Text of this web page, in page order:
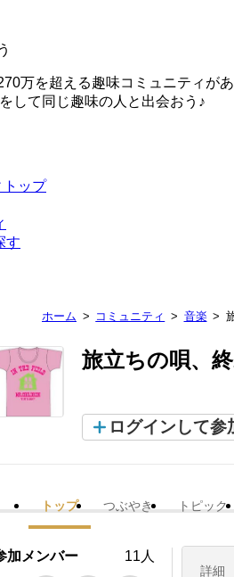
万を超える趣味コミュニティが
して同じ趣味の人と出会おう♪
トップ
す
ホーム コミュニティ 音楽
旅立ちの唄、
ログインして参
トップ つぶやき トピック
詳細
加メンバー 11人